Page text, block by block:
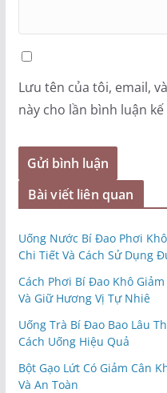
Lưu tên của tôi, email,
này cho lần bình luận
Bài viết liên quan
Uống Nước Bí Đao Phơi
Chi Tiết Và Cách Sử Dụng
Cách Phơi Bí Đao Khô
Và Giữ Hương Vị Tự Nhiê
Uống Trà Bí Đao Bao Lâu
Cách Uống Hiệu Quả
Bột Gạo Lứt Có Giảm Cân
Và An Toàn